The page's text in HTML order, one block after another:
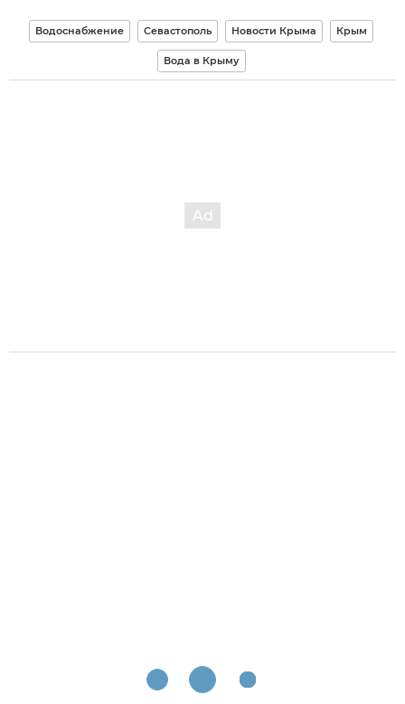
Водоснабжение Севастополь Новости Крыма Крым
Вода в Крыму